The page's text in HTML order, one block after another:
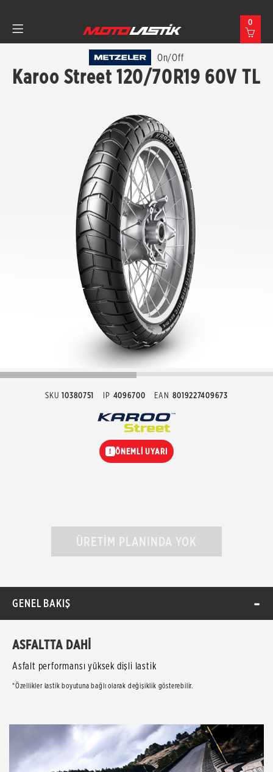
0
On/Off
Karoo Street 120/70R19 60V TL
SKU 10380751 IP 4096700 EAN 8019227409673
! ÖNEMLİ UYARI
ÜRETİM PLANINDA YOK
GENEL BAKIŞ
ASFALTTA DAHİ
Asfalt performansı yüksek dişli lastik
*Özellikler lastik boyutuna bağlı olarak değişiklik gösterebilir.